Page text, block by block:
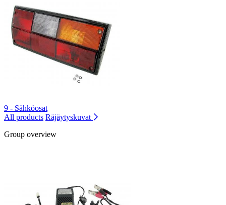
9 - Sähköosat
All products Räjäytyskuvat
Group overview